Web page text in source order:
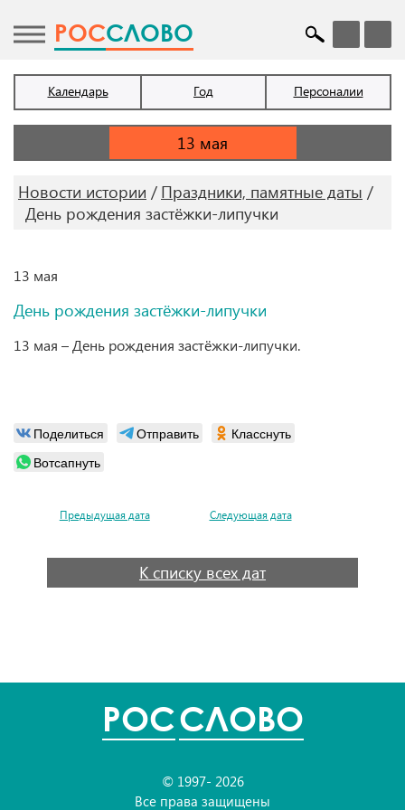
POCСЛОВО
Календарь Год Персоналии
Новости истории
Праздники, памятные даты
День рождения застёжки-липучки
13 мая
День рождения застёжки-липучки
13 мая – День рождения застёжки-липучки.
Поделиться Отправить
Класснуть
Вотсапнуть
Предыдущая дата Следующая дата
К списку всех дат
POCСЛОВО
© 1997- 2026
Все права защищены